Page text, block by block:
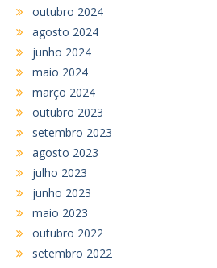
outubro 2024
agosto 2024
junho 2024
maio 2024
março 2024
outubro 2023
setembro 2023
agosto 2023
julho 2023
junho 2023
maio 2023
outubro 2022
setembro 2022